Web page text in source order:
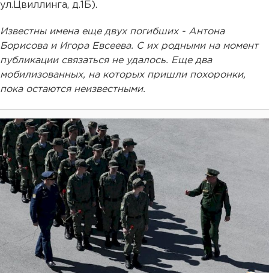
ул.Цвиллинга, д.1Б).
Известны имена еще двух погибших - Антона
Борисова и Игора Евсеева. С их родными на момент
публикации связаться не удалось. Еще два
мобилизованных, на которых пришли похоронки,
пока остаются неизвестными.